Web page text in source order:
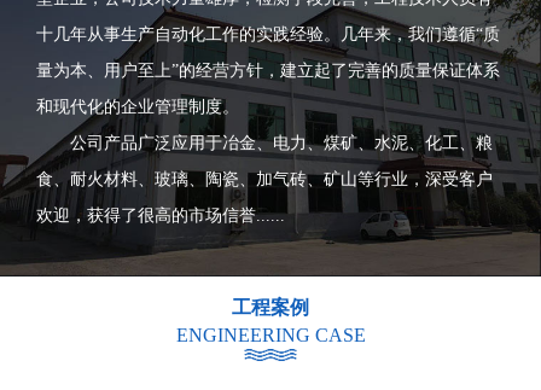
十几年从事生产自动化工作的实践经验。几年来，我们遵循“质
量为本、用户至上”的经营方针，建立起了完善的质量保证体系
和现代化的企业管理制度。
公司产品广泛应用于冶金、电力、煤矿、水泥、化工、粮
食、耐火材料、玻璃、陶瓷、加气砖、矿山等行业，深受客户
欢迎，获得了很高的市场信誉......
工程案例
ENGINEERING CASE